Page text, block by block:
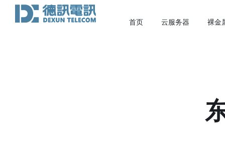
首页 云服务器 裸金